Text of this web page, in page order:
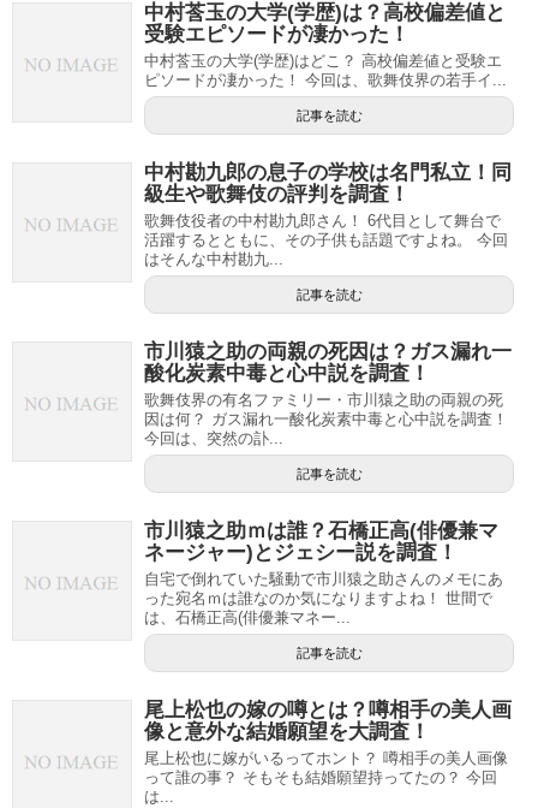
中村莟玉の大学(学歴)は？高校偏差値と
受験エピソードが凄かった！
中村莟玉の大学(学歴)はどこ？ 高校偏差値と受験エ
ピソードが凄かった！ 今回は、歌舞伎界の若手イ...
記事を読む
中村勘九郎の息子の学校は名門私立！同
級生や歌舞伎の評判を調査！
歌舞伎役者の中村勘九郎さん！ 6代目として舞台で
活躍するとともに、その子供も話題ですよね。 今回
はそんな中村勘九...
記事を読む
市川猿之助の両親の死因は？ガス漏れ一
酸化炭素中毒と心中説を調査！
歌舞伎界の有名ファミリー・市川猿之助の両親の死
因は何？ ガス漏れ一酸化炭素中毒と心中説を調査！
今回は、突然の訃...
記事を読む
市川猿之助ｍは誰？石橋正高(俳優兼マ
ネージャー)とジェシー説を調査！
自宅で倒れていた騒動で市川猿之助さんのメモにあ
った宛名ｍは誰なのか気になりますよね！ 世間で
は、石橋正高(俳優兼マネー...
記事を読む
尾上松也の嫁の噂とは？噂相手の美人画
像と意外な結婚願望を大調査！
尾上松也に嫁がいるってホント？ 噂相手の美人画像
って誰の事？ そもそも結婚願望持ってたの？ 今回
は...